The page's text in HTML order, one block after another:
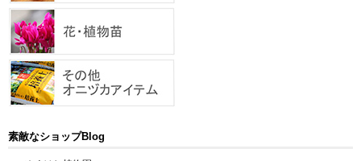
素敵なショップBlog